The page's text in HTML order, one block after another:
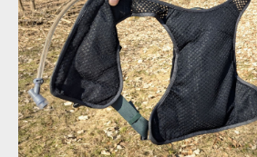
Osprey Escapist Velocity 6
Osprey Escapist Velocity 6